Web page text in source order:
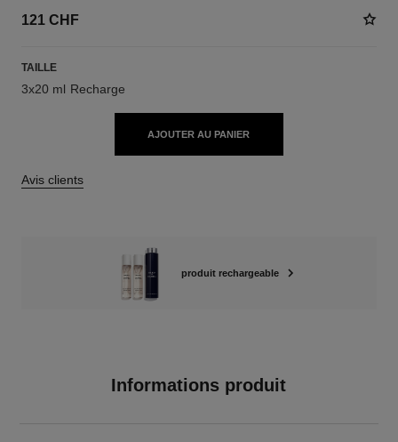
121 CHF
TAILLE
3x20 ml Recharge
AJOUTER AU PANIER
Avis clients
produit rechargeable
Informations produit